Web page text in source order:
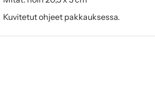
Kuvitetut ohjeet pakkauksessa.